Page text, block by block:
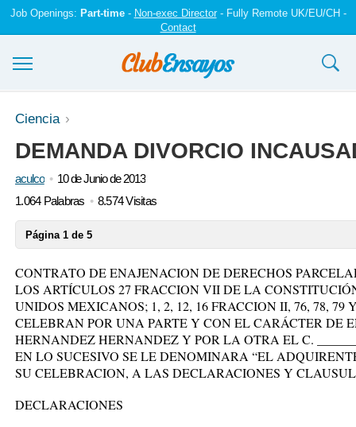
Job Openings: Part-time- Non-exec Director- Fully Remote UK/EU/CH -
Contact
Ensayos y trabajos
Registrarse
Iniciar sesión
Ciencia
DEMANDA DIVORCIO
aculco
10 de Junio de 2013
1.064 Palabras
8.574 Visitas
Página 1 de 5
CONTRATO DE ENAJENACION DE DERECHOS
LOS ARTÍCULOS 27 FRACCION VII DE LA
UNIDOS MEXICANOS; 1, 2, 12, 16 FRACCION II, 76, 78,
CELEBRAN POR UNA PARTE Y CON EL CARÁCTER DE
HERNANDEZ HERNANDEZ Y POR LA OTRA EL C.
EN LO SUCESIVO SE LE DENOMINARA “EL
SU CELEBRACION, A LAS DECLARACIONES Y
DECLARACIONES